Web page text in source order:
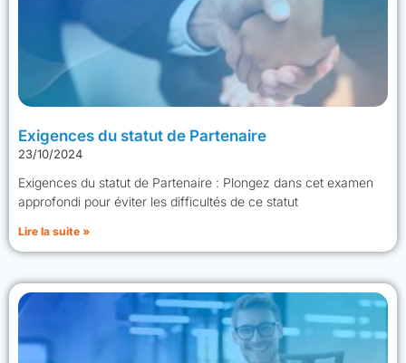
Exigences du statut de Partenaire
23/10/2024
Exigences du statut de Partenaire : Plongez dans cet examen
approfondi pour éviter les difficultés de ce statut
Lire la suite »